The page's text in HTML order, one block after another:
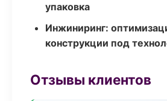
упаковка
Инжиниринг:
конструкции под
Отзывы клиентов